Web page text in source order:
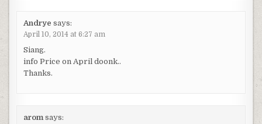
Andrye says:
April 10, 2014 at 6:27 am
Siang.
info Price on April doonk..
Thanks.
arom says: